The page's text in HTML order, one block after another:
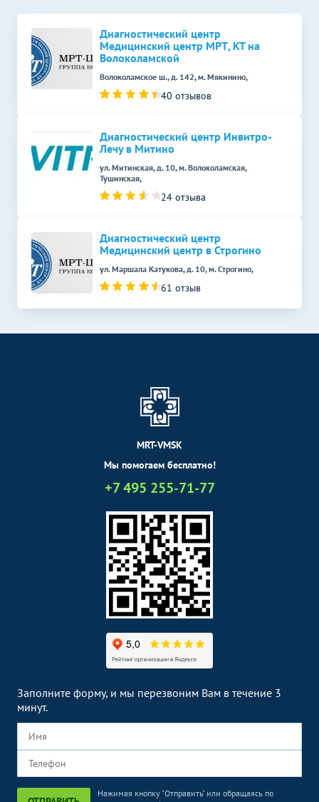
Диагностический центр
Медицинский центр МРТ, КТ на
Волоколамской
Волоколамское ш., д. 142, м. Мякинино,
40 отзывов
Диагностический центр Инвитро-
Лечу в Митино
ул. Митинская, д. 10, м. Волоколамская,
Тушинская,
24 отзыва
Диагностический центр
Медицинский центр в Строгино
ул. Маршала Катукова, д. 10, м. Строгино,
61 отзыв
MRT-VMSK
Мы помогаем бесплатно!
+7 495 255-71-77
Заполните форму, и мы перезвоним Вам в течение 3
минут.
Нажимая кнопку "Отправить" или обращаясь по